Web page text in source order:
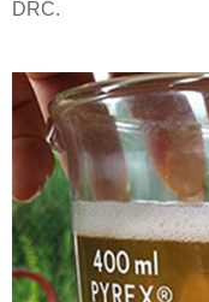
DRC.